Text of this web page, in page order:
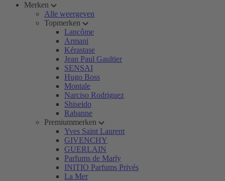
Merken
Alle weergeven
Topmerken
Lancôme
Armani
Kérastase
Jean Paul Gaultier
SENSAI
Hugo Boss
Montale
Narciso Rodriguez
Shiseido
Rabanne
Premiummerken
Yves Saint Laurent
GIVENCHY
GUERLAIN
Parfums de Marly
INITIO Parfums Privés
La Mer